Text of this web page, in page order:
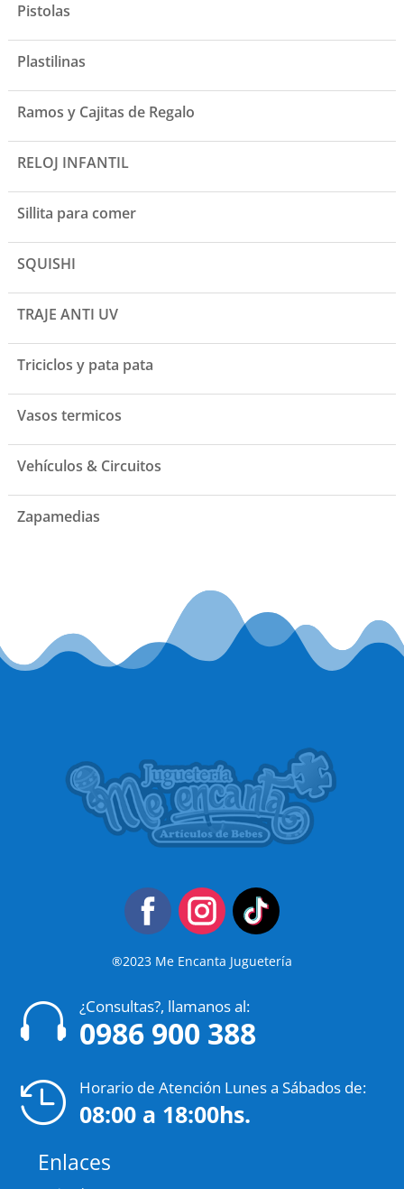
Pistolas
Plastilinas
Ramos y Cajitas de Regalo
RELOJ INFANTIL
Sillita para comer
SQUISHI
TRAJE ANTI UV
Triciclos y pata pata
Vasos termicos
Vehículos & Circuitos
Zapamedias
®2023 Me Encanta Juguetería
 ¿Consultas?, llamanos al:
0986 900 388
 Horario de Atención Lunes a Sábados de:
08:00 a 18:00hs.
Enlaces